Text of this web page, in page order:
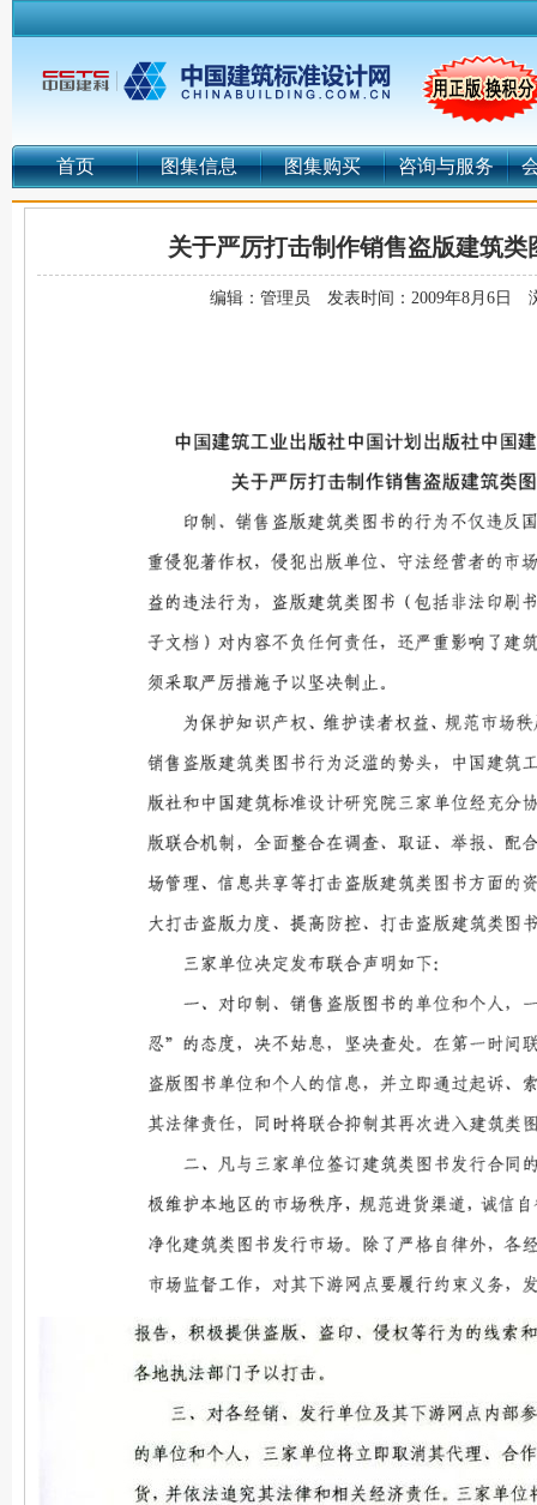
首页 图集信息 图集购买 咨询与服务
关于严厉打击制作销售盗版建筑类
编辑：管理员 发表时间：2009年8月6日